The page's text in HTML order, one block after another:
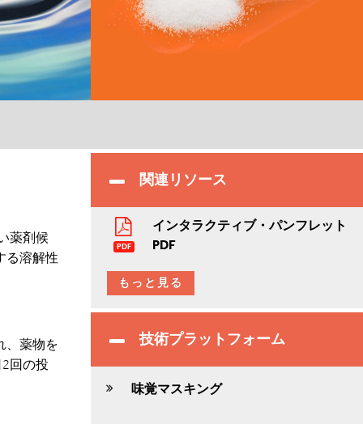
薬剤候
る溶解性
、薬物を
回の投
関連リソース
PDF
インタラクティブ・パンフレット
PDF
もっと見る
技術プラットフォーム
味覚マスキング